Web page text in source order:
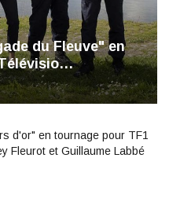
du Fleuve" en
d'or" en tournage pour TF1
Fleurot et Guillaume Labbé